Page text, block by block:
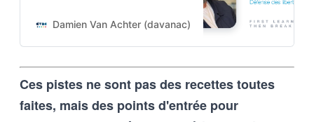
projet. Cette architecture auto-
techniques, imposées tant aux
outils d’intelligence artificielle
et vice-versa
Damien Van Achter (davanac) Damien Van Achter
Ces pistes ne sont pas des recettes toutes
faites, mais des points d'entrée pour